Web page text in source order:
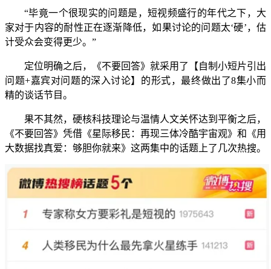
“毕竟一个很现实的问题是，短视频盛行的年代之下，大
家对于内容的耐性正在逐渐降低，如果讨论的问题太‘硬’，估
计受众会变得更少。”
定位明确之后，《不要回答》就采用了【自制小短片引出
问题+嘉宾对问题的深入讨论】的形式，最终做出了8集小而
精的谈话节目。
果不其然，硬核科技理论与温情人文关怀达到平衡之后，
《不要回答》凭借《星际移民：再现三体冷酷宇宙观》和《用
大数据找真爱：够胆你就来》这两集中的话题上了几次热搜。